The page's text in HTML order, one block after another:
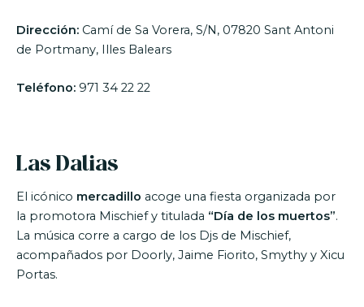
Dirección: Camí de Sa Vorera, S/N, 07820 Sant Antoni
de Portmany, Illes Balears
Teléfono: 971 34 22 22
Las Dalias
El icónico mercadillo acoge una fiesta organizada por
la promotora Mischief y titulada “Día de los muertos”.
La música corre a cargo de los Djs de Mischief,
acompañados por Doorly, Jaime Fiorito, Smythy y Xicu
Portas.